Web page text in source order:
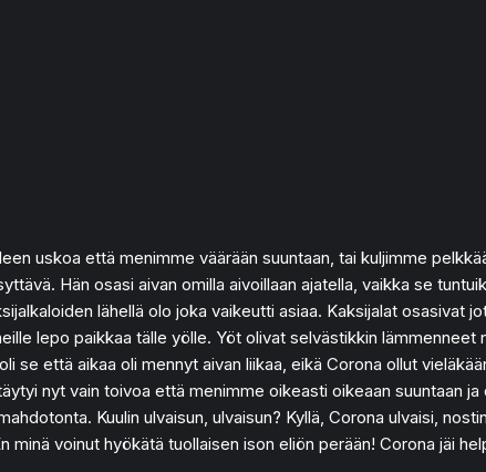
uskoa että menimme väärään suuntaan, tai kuljimme
Hän osasi aivan omilla aivoillaan ajatella, vaikka se
lähellä olo joka vaikeutti asiaa. Kaksijalat osasivat
lepo paikkaa tälle yölle. Yöt olivat selvästikkin
se että aikaa oli mennyt aivan liikaa, eikä Corona ollut
nyt vain toivoa että menimme oikeasti oikeaan suuntaan
Kuulin ulvaisun, ulvaisun? Kyllä, Corona ulvaisi,
minä voinut hyökätä tuollaisen ison eliön perään! Corona jäi